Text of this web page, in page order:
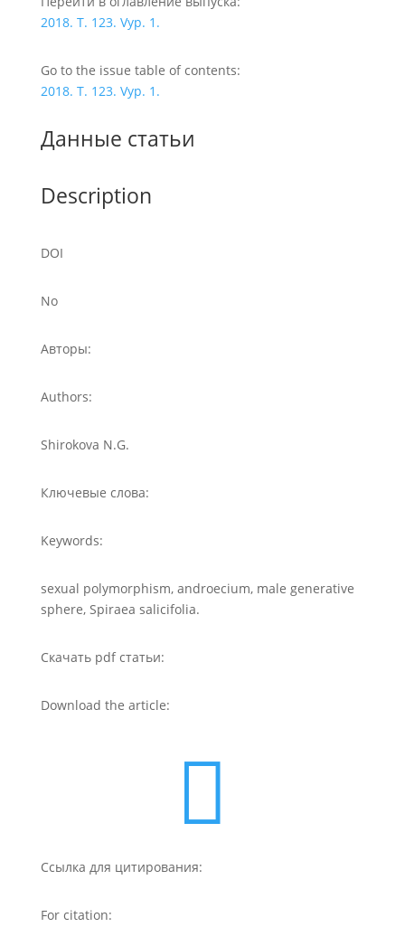
2018. T. 123. Vyp. 1.
Go to the issue table of contents:
2018. T. 123. Vyp. 1.
Данные статьи
Description
DOI
No
Авторы:
Authors:
Shirokova N.G.
Ключевые слова:
Keywords:
sexual polymorphism, androecium, male generative
sphere, Spiraea salicifolia.
Скачать pdf статьи:
Download the article:

Ссылка для цитирования:
For citation: